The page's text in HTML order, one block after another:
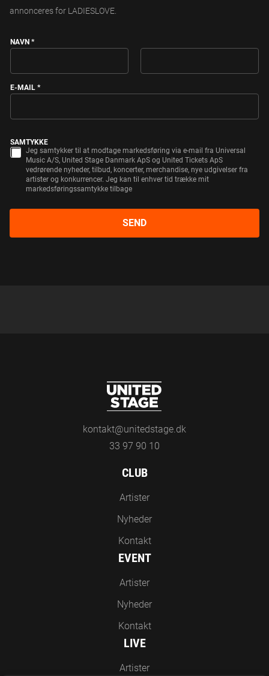
annonceres for LADIESLOVE.
NAVN *
E-MAIL *
SAMTYKKE
Jeg samtykker til at modtage markedsføring via e-mail fra Universal
Music A/S, United Stage Danmark ApS og United Tickets ApS
vedrørende nyheder, tilbud, koncerter, merchandise, nye udgivelser fra
artister og konkurrencer. Jeg kan til enhver tid trække mit
markedsføringssamtykke tilbage
SEND
kontakt@unitedstage.dk
33 97 90 10
CLUB
Artister
Nyheder
Kontakt
EVENT
Artister
Nyheder
Kontakt
LIVE
Artister